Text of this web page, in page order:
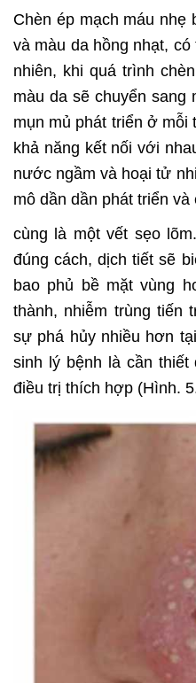
Chèn ép mạch máu nhẹ
và màu da hồng nhạt,
nhiên, khi quá trình
màu da sẽ chuyển
mụn mủ phát triển ở mỗi
khả năng kết nối với
nước ngầm và hoại tử
mô dần dần phát triển và
cùng là một vết sẹo
đúng cách, dịch tiết sẽ
bao phủ bề mặt vùng
thành, nhiễm trùng tiến
sự phá hủy nhiều hơn
sinh lý bệnh là cần
điều trị thích hợp (Hình.